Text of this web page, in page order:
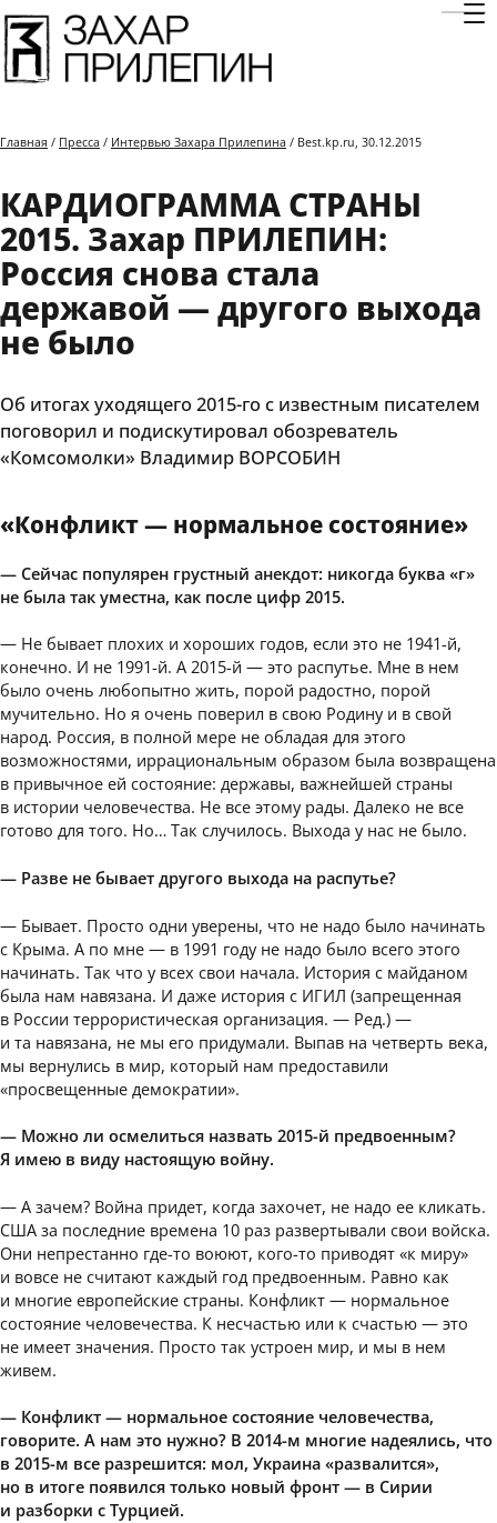
Главная / Пресса / Интервью Захара Прилепина / Best.kp.ru, 30.12.2015
КАРДИОГРАММА СТРАНЫ
2015. Захар ПРИЛЕПИН:
Россия снова стала
державой — другого выхода
не было
Об итогах уходящего 2015-го с известным писателем
поговорил и подискутировал обозреватель
«Комсомолки» Владимир ВОРСОБИН
«Конфликт — нормальное состояние»
— Сейчас популярен грустный анекдот: никогда буква «г»
не была так уместна, как после цифр 2015.
— Не бывает плохих и хороших годов, если это не 1941-й,
конечно. И не 1991-й. А 2015-й — это распутье. Мне в нем
было очень любопытно жить, порой радостно, порой
мучительно. Но я очень поверил в свою Родину и в свой
народ. Россия, в полной мере не обладая для этого
возможностями, иррациональным образом была возвращена
в привычное ей состояние: державы, важнейшей страны
в истории человечества. Не все этому рады. Далеко не все
готово для того. Но… Так случилось. Выхода у нас не было.
— Разве не бывает другого выхода на распутье?
— Бывает. Просто одни уверены, что не надо было начинать
с Крыма. А по мне — в 1991 году не надо было всего этого
начинать. Так что у всех свои начала. История с майданом
была нам навязана. И даже история с ИГИЛ (запрещенная
в России террористическая организация. — Ред.) —
и та навязана, не мы его придумали. Выпав на четверть века,
мы вернулись в мир, который нам предоставили
«просвещенные демократии».
— Можно ли осмелиться назвать 2015-й предвоенным?
Я имею в виду настоящую войну.
— А зачем? Война придет, когда захочет, не надо ее кликать.
США за последние времена 10 раз развертывали свои войска.
Они непрестанно где-то воюют, кого-то приводят «к миру»
и вовсе не считают каждый год предвоенным. Равно как
и многие европейские страны. Конфликт — нормальное
состояние человечества. К несчастью или к счастью — это
не имеет значения. Просто так устроен мир, и мы в нем
живем.
— Конфликт — нормальное состояние человечества,
говорите. А нам это нужно? В 2014-м многие надеялись, что
в 2015-м все разрешится: мол, Украина «развалится»,
но в итоге появился только новый фронт — в Сирии
и разборки с Турцией.